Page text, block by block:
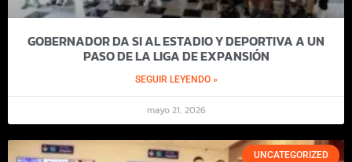
GOBERNADOR DA SI AL ESTADIO Y DEPORTIVA A UN
PASO DE LA LIGA DE EXPANSIÓN
SEGUIR LEYENDO »
mayo 21, 2026
UNCATEGORIZED